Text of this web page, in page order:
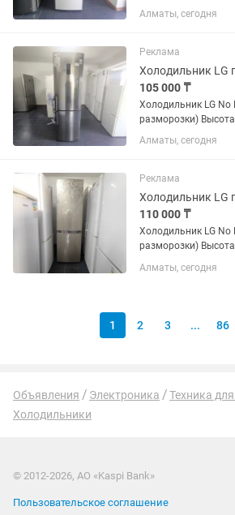
Продажа б/у
официальной
летним опытом
холодильники...
Алматы, сегодня
Реклама
105 000 ₸
Холодильник LG No
разморозки) Высота 200 см Ширина 60
см Глубина 70 см ✅ Продажа б/у
холодильников с
мастера с более чем
Алматы, сегодня
Реклама
110 000 ₸
Холодильник LG No
разморозки) Высота 200 см Ширина 60
холодильников с
Алматы, сегодня
1 2 3 ... 86
Объявления Электроника
Техника
Холодильники
© 2012-2026, АО «Kaspi Bank»
Пользовательское соглашение